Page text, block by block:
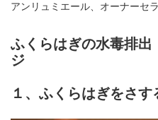
アンリュミエール、オーナーセ
ふくらはぎの水毒排出
ジ
１、ふくらはぎをさす